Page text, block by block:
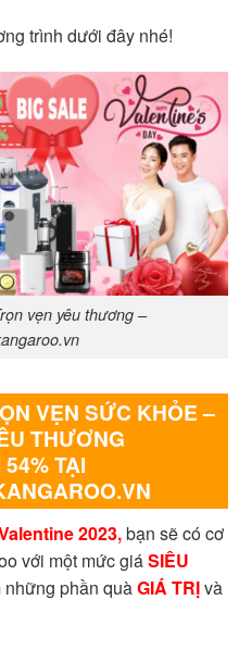
trình dưới đây nhé!
vẹn yêu thương –
VẸN SỨC KHỎE –
THƯƠNG
TẠI
2023,bạn sẽ có cơ
với một mức giáSIÊU
phần quàGIÁ TRỊvà